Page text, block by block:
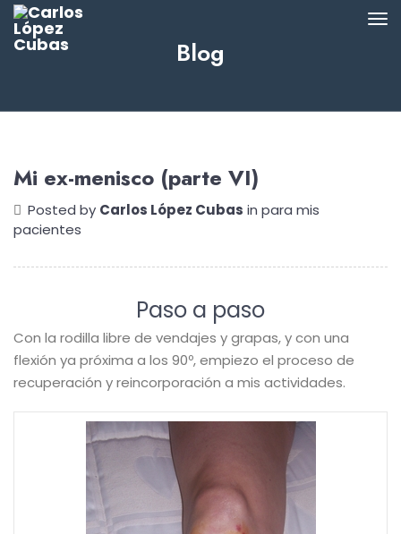
Blog
Mi ex-menisco (parte VI)
Posted by Carlos López Cubas in para mis
pacientes
Paso a paso
Con la rodilla libre de vendajes y grapas, y con una
flexión ya próxima a los 90º, empiezo el proceso de
recuperación y reincorporación a mis actividades.